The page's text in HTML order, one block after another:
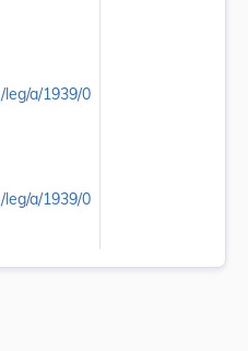
leg/a/1939/0
leg/a/1939/0